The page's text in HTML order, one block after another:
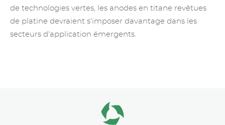
de technologies vertes, les anodes en titane revêtues
de platine devraient s'imposer davantage dans les
secteurs d'application émergents.